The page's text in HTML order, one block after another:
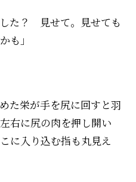
した？ 見せて。見せても
も」
た栄が手を尻に回すと羽
右に尻の肉を押し開い
に入り込む指も丸見え